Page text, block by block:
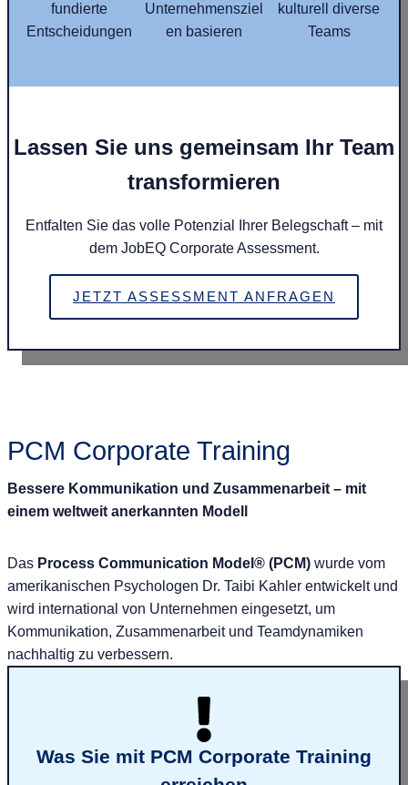
fundierte
Entscheidungen
Unternehmensziel
en basieren
kulturell diverse
Teams
Lassen Sie uns gemeinsam Ihr Team
transformieren
Entfalten Sie das volle Potenzial Ihrer Belegschaft – mit
dem JobEQ Corporate Assessment.
JETZT ASSESSMENT ANFRAGEN
PCM Corporate Training
Bessere Kommunikation und Zusammenarbeit – mit
einem weltweit anerkannten Modell
Das Process Communication Model® (PCM) wurde vom
amerikanischen Psychologen Dr. Taibi Kahler entwickelt und
wird international von Unternehmen eingesetzt, um
Kommunikation, Zusammenarbeit und Teamdynamiken
nachhaltig zu verbessern.
Was Sie mit PCM Corporate Training